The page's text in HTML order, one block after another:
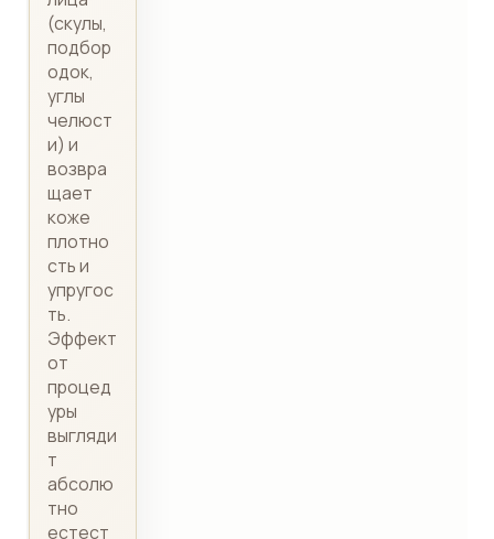
(скулы,
подбор
одок,
углы
челюст
и) и
возвра
щает
коже
плотно
сть и
упругос
ть.
Эффект
от
процед
уры
выгляди
т
абсолю
тно
естест